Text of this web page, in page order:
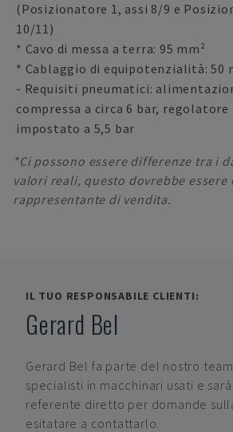
(Posizionatore 1, assi 8/9 e
10/11)
* Cavo di messa a terra: 95 mm²
* Cablaggio di equipotenzialità: 50
- Requisiti pneumatici:
compressa a circa 6 bar,
impostato a 5,5 bar
*Ci possono essere differenze tra i
valori reali, questo dovrebbe
rappresentante di vendita.
IL TUO RESPONSABILE CLIENTI:
Gerard Bel
Gerard Bel fa parte del nostro
specialisti in macchinari usati e
referente diretto per domande
esitatare a contattarlo.